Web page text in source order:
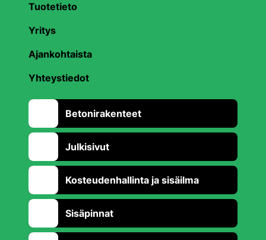
Tuotetieto
Yritys
Ajankohtaista
Yhteystiedot
Betonirakenteet
Julkisivut
Kosteudenhallinta ja sisäilma
Sisäpinnat